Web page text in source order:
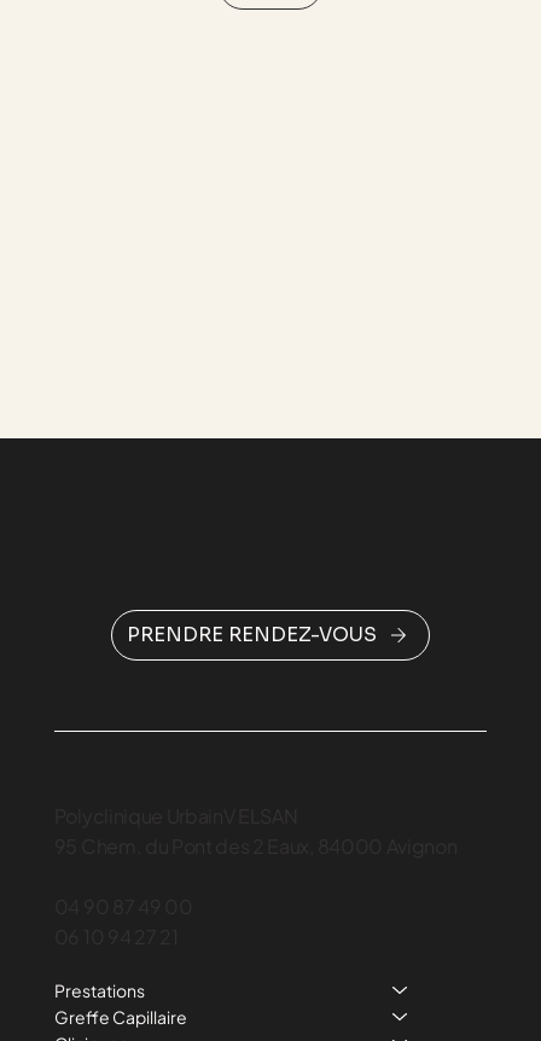
PRENDRE RENDEZ-VOUS
Prestations
Greffe Capillaire